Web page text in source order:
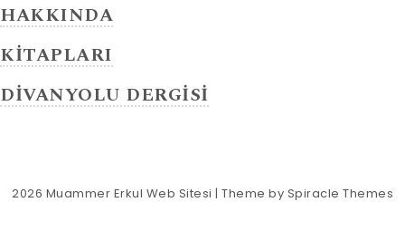
HAKKINDA
KİTAPLARI
DİVANYOLU DERGİSİ
2026 Muammer Erkul Web Sitesi | Theme by Spiracle Themes